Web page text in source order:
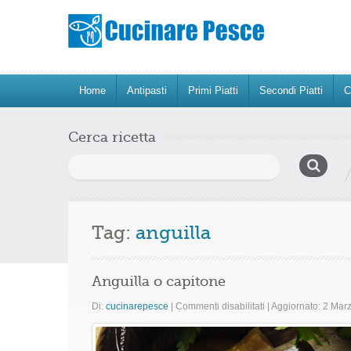
Home Antipasti Primi Piatti Secondi Piatti
Cerca ricetta
Tag: anguilla
Anguilla o capitone
Di: cucinarepesce Commenti disabilitati su
Anguilla
o
Aggiornato: 2